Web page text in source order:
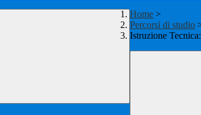
Home >
Percorsi di studio
Istruzione